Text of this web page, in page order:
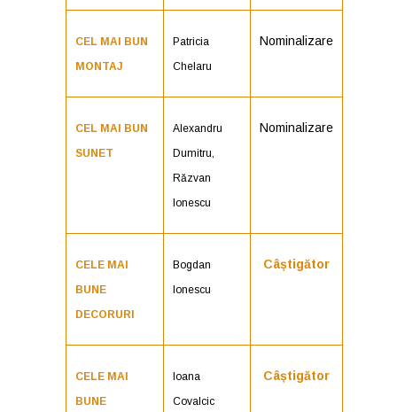
CEL MAI BUN
MONTAJ
Patricia
Chelaru
Nominalizare
CEL MAI BUN
SUNET
Alexandru
Dumitru,
Răzvan
Ionescu
Nominalizare
CELE MAI
BUNE
DECORURI
Bogdan
Ionescu
Câștigător
CELE MAI
BUNE
Ioana
Covalcic
Câștigător